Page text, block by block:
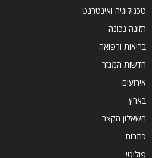
טכנולוגיה ואינטרנט
תזונה נכונה
בריאות ורפואה
חדשות המגזר
אירועים
בארץ
השאלון הקצר
כתבות
פוליטי